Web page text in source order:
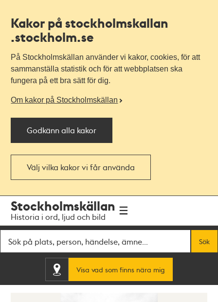
Kakor på stockholmskallan
.stockholm.se
På Stockholmskällan använder vi kakor, cookies, för att
sammanställa statistik och för att webbplatsen ska
fungera på ett bra sätt för dig.
Om kakor på Stockholmskällan
Godkänn alla kakor
Välj vilka kakor vi får använda
navigationen
huvudinnehållet
Stockholmskällan
Historia i ord, ljud och bild
Sök
Visa vad som finns nära mig